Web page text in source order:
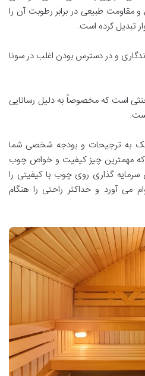
طبیعی در برابر رطوبت آن را
تبدیل کرده است.
و در دسترس بودن اغلب در سونا
است که مخصوصاً به دلیل رسانایی
.
به ترجیحات و بودجه شخصی شما
که مهمترین چیز کیفیت و خواص چوب
گذاری روی چوب با کیفیتی را
می آورد و حداکثر راحتی را هنگام